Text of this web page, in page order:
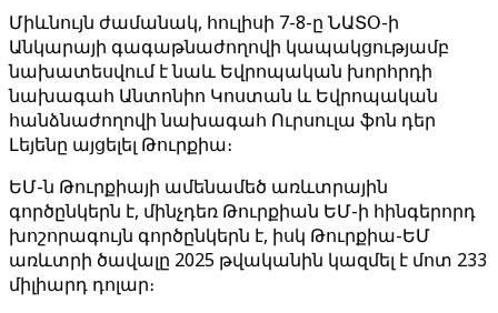
Միևնույն ժամանակ, հուլիսի 7-8-ը ՆԱՏՕ-ի
Անկարայի գագաթնաժողովի կապակցությամբ
նախատեսվում է նաև Եվրոպական խորհրդի
նախագահ Անտոնիո Կոստան և Եվրոպական
հանձնաժողովի նախագահ Ուրսուլա ֆոն դեր
Լեյենը այցելել Թուրքիա։
ԵՄ-ն Թուրքիայի ամենամեծ առևտրային
գործընկերն է, մինչդեռ Թուրքիան ԵՄ-ի հինգերորդ
խոշորագույն գործընկերն է, իսկ Թուրքիա-ԵՄ
առևտրի ծավալը 2025 թվականին կազմել է մոտ 233
միլիարդ դոլար։